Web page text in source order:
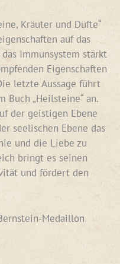
Kräuter und Düfte“
auf das
Immunsystem stärkt
Eigenschaften
letzte Aussage führt
Buch „Heilsteine“ an.
der geistigen Ebene
seelischen Ebene das
und die Liebe zu
bringt es seinen
und fördert den
Medaillon